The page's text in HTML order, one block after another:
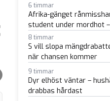
via e-post
6 timmar
Afrika-gänget
student under mordhot –
8 timmar
S vill slopa
när chansen kommer
9 timmar
Dyr elhöst väntar –
drabbas hårdast